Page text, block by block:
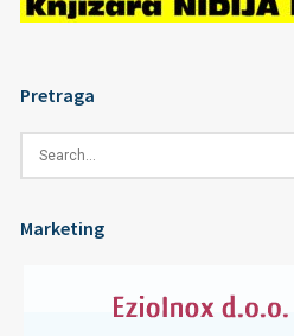
Pretraga
Marketing